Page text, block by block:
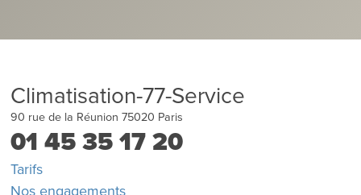
Climatisation-77-Service
90 rue de la Réunion 75020 Paris
01 45 35 17 20
Tarifs
Nos engagements